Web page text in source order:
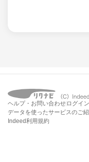
ヘルプ・お問い合わせ ログイ
データを使ったサービスのご
Indeed利用規約